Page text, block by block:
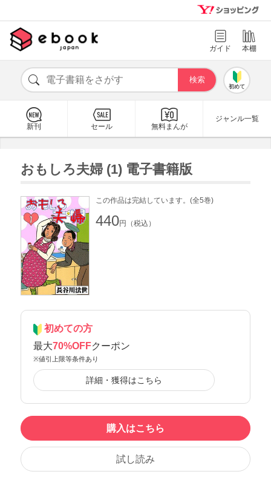
ガイド 本棚
初めて
新刊 セール 無料まんが
ジャンル一覧
おもしろ夫婦 (1) 電子書籍版
この作品は完結しています。(全5巻)
440円（税込）
初めての方
最大70%OFFクーポン
※値引上限等条件あり
詳細・獲得はこちら
購入はこちら
試し読み